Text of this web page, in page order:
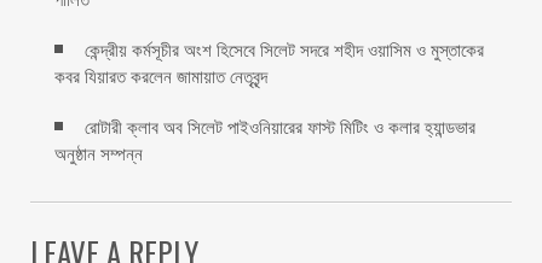
কেন্দ্রীয় কর্মসূচীর অংশ হিসেবে সিলেট সদরে শহীদ ওয়াসিম ও মুস্তাকের
কবর যিয়ারত করলেন জামায়াত নেতৃবৃন্দ ‎
রোটারী ক্লাব অব সিলেট পাইওনিয়ারের ফাস্ট মিটিং ও কলার হ্যান্ডভার
অনুষ্ঠান সম্পন্ন
LEAVE A REPLY